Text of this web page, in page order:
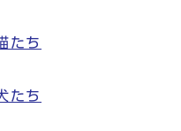
たち
たち